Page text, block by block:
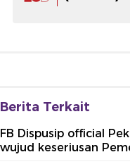
Berita Terkait
FB Dispusip official
wujud keseriusan